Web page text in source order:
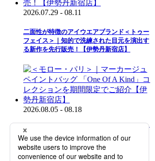
2026.07.29 - 08.11
二面性が特徴のアイウエアブランド＜トゥー
フェイス＞｜知的で洗練された目元を演出す
る新作を先行販売！【伊勢丹新宿店】
2026.08.05 - 08.18
＜モロー・パリ＞｜マーカージュペイントバ
ッグ 「One Of A Kind」コレクションを期間
限定でご紹介【伊勢丹新宿店】